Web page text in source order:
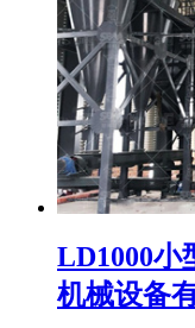
LD1000小
机械设备